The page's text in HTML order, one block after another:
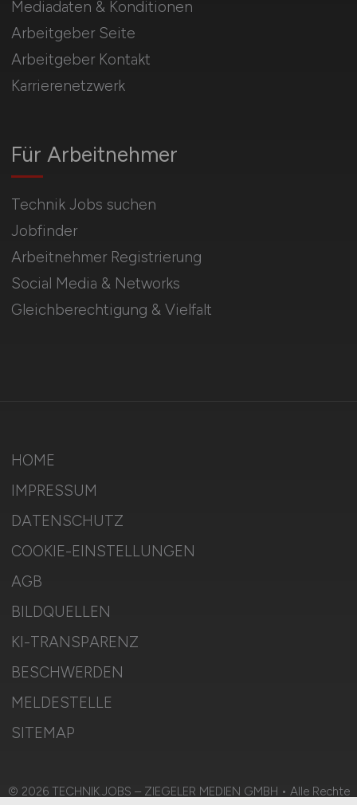
Für Arbeitnehmer
Technik Jobs suchen
Jobfinder
Arbeitnehmer Registrierung
Social Media & Networks
Gleichberechtigung & Vielfalt
Mediadaten & Konditionen
Arbeitgeber Seite
Arbeitgeber Kontakt
Karrierenetzwerk
HOME
IMPRESSUM
DATENSCHUTZ
COOKIE-EINSTELLUNGEN
AGB
BILDQUELLEN
KI-TRANSPARENZ
BESCHWERDEN
MELDESTELLE
SITEMAP
© 2026 TECHNIK.JOBS – ZIEGELER MEDIEN GMBH • Alle Rechte